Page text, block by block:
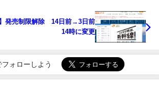
】発売制限解除 14日前→3日前
14時に変更
ォローしよう